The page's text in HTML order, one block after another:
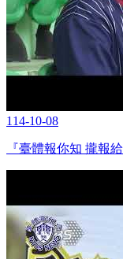
114-10-08
『臺體報你知 攏報